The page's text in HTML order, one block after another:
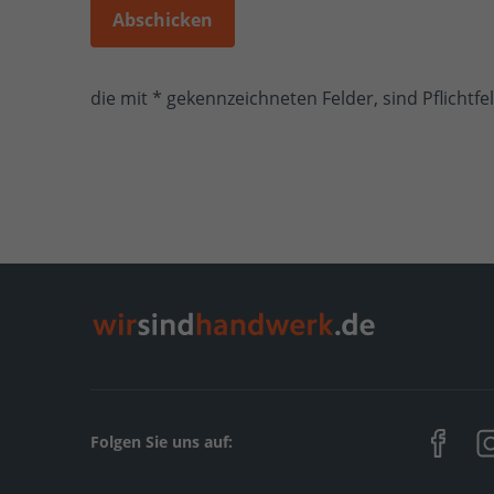
Abschicken
die mit * gekennzeichneten Felder, sind
Folgen Sie uns auf: